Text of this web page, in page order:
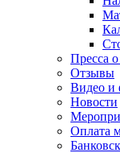
Пресса
Отзывы
Видео и
Новости
Оплата